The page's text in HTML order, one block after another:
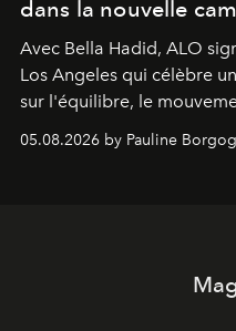
dans la nouvelle
Avec Bella Hadid, ALO
Los Angeles qui célèbre
sur l'équilibre, le
05.08.2026 by Pauline